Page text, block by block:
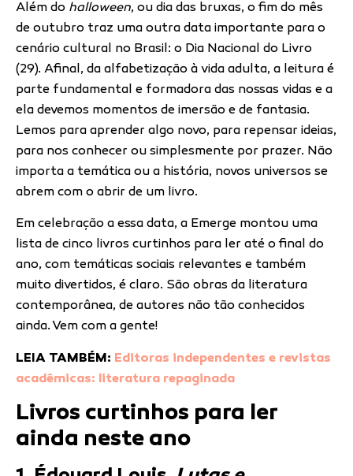
Além do halloween, ou dia das bruxas, o fim do mês
de outubro traz uma outra data importante para o
cenário cultural no Brasil: o Dia Nacional do Livro
(29). Afinal, da alfabetização à vida adulta, a leitura é
parte fundamental e formadora das nossas vidas e a
ela devemos momentos de imersão e de fantasia.
Lemos para aprender algo novo, para repensar ideias,
para nos conhecer ou simplesmente por prazer. Não
importa a temática ou a história, novos universos se
abrem com o abrir de um livro.
Em celebração a essa data, a Emerge montou uma
lista de cinco livros curtinhos para ler até o final do
ano, com temáticas sociais relevantes e também
muito divertidos, é claro. São obras da literatura
contemporânea, de autores não tão conhecidos
ainda. Vem com a gente!
LEIA TAMBÉM: Editoras independentes e revistas
acadêmicas: literatura repaginada
Livros curtinhos para ler
ainda neste ano